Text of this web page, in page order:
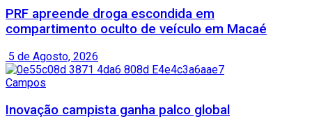
PRF apreende droga escondida em
compartimento oculto de veículo em Macaé
5 de Agosto, 2026
Campos
Inovação campista ganha palco global